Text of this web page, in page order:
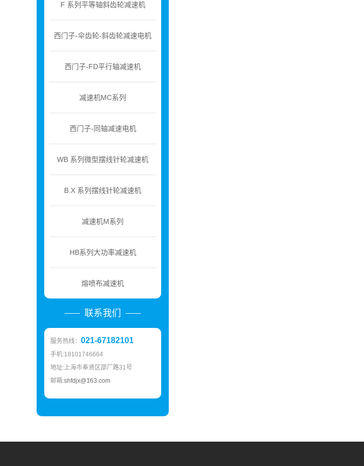
F 系列平等轴斜齿轮减速机
西门子-伞齿轮-斜齿轮减速电机
西门子-FD平行轴减速机
减速机MC系列
西门子-同轴减速电机
WB 系列微型摆线针轮减速机
B.X 系列摆线针轮减速机
减速机M系列
HB系列大功率减速机
熔喷布减速机
联系我们
服务热线： 021-67182101
手机:18101746664
地址:上海市奉贤区邵厂路31号
邮箱:shfdjx@163.com